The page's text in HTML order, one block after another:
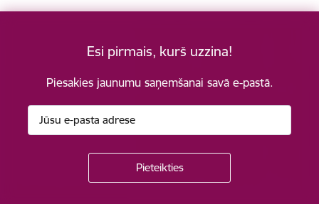
Esi pirmais, kurš uzzina!
Piesakies jaunumu saņemšanai savā e-pastā.